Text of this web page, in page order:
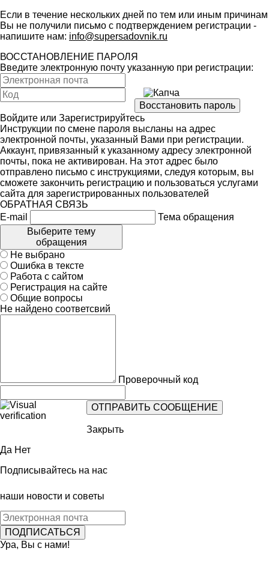
Если в течение нескольких дней по тем или иным причинам
Вы не получили письмо с подтверждением регистрации -
напишите нам: info@supersadovnik.ru
ВОССТАНОВЛЕНИЕ ПАРОЛЯ
Введите электронную почту указанную при регистрации:
Войдите или Зарегистрируйтесь
Инструкции по смене пароля высланы на адрес
электронной почты, указанный Вами при регистрации.
Аккаунт, привязанный к указанному адресу электронной
почты, пока не активирован. На этот адрес было
отправлено письмо с инструкциями, следуя которым, вы
сможете закончить регистрацию и пользоваться услугами
сайта для зарегистрированных пользователей
ОБРАТНАЯ СВЯЗЬ
E-mail
Тема обращения
Выберите тему
обращения
Не выбрано
Ошибка в тексте
Работа с сайтом
Регистрация на сайте
Общие вопросы
Не найдено соответсвий
Проверочный код
Закрыть
Да Нет
Подписывайтесь на нас
наши новости и советы
Ура, Вы с нами!